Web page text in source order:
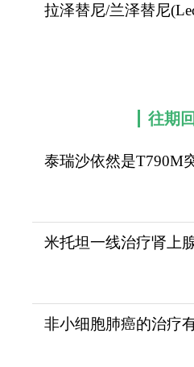
拉泽替尼/兰泽替尼
往期
泰瑞沙依然是T790M
米托坦一线治疗肾上
非小细胞肺癌的治疗